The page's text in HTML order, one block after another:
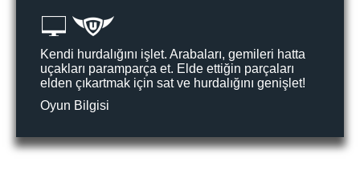
Kendi hurdalığını işlet. Arabaları, gemileri hatta
uçakları paramparça et. Elde ettiğin parçaları
elden çıkartmak için sat ve hurdalığını genişlet!
Oyun Bilgisi